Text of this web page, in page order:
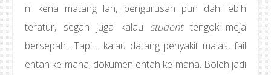
ni kena matang lah, pengurusan pun dah lebih
teratur, segan juga kalau studenttengok meja
bersepah.. Tapi.... kalau datang penyakit malas, fail
entah ke mana, dokumen entah ke mana. Boleh jadi